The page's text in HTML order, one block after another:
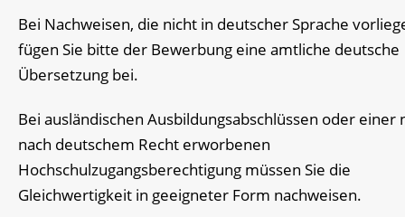
Bei Nachweisen, die nicht in deutscher Sprache
fügen Sie bitte der Bewerbung eine amtliche deutsche
Übersetzung bei.
Bei ausländischen Ausbildungsabschlüssen oder einer
nach deutschem Recht erworbenen
Hochschulzugangsberechtigung müssen Sie die
Gleichwertigkeit in geeigneter Form nachweisen.